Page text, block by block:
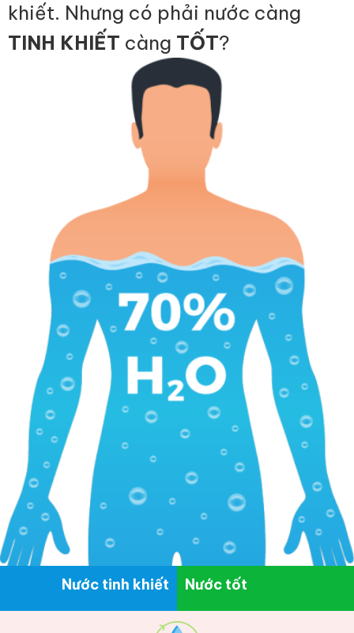
khiết. Nhưng có phải nước càng
TINH KHIẾT càng TỐT?
Nước tinh khiết Nước tốt